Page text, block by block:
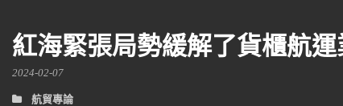
紅海緊張局勢緩解了貨櫃航
2024-02-07
航貿專論